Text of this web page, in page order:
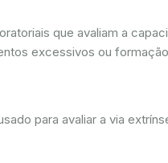
que avaliam a
excessivos ou
para avaliar a via